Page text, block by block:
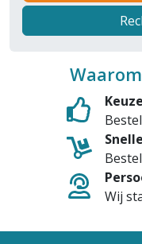
Wij